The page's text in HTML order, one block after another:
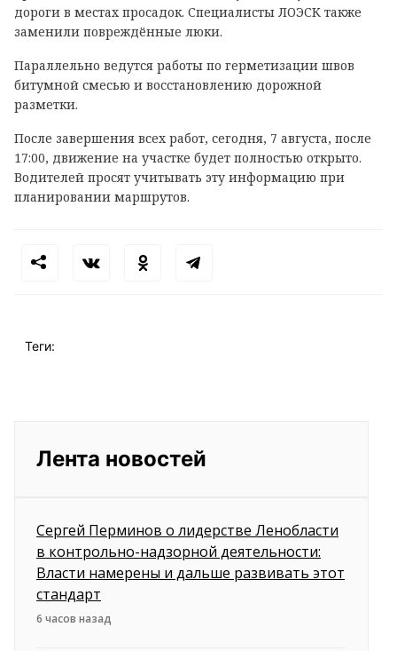
дороги в местах просадок. Специалисты ЛОЭСК также
заменили повреждённые люки.
Параллельно ведутся работы по герметизации швов
битумной смесью и восстановлению дорожной
разметки.
После завершения всех работ, сегодня, 7 августа, после
17:00, движение на участке будет полностью открыто.
Водителей просят учитывать эту информацию при
планировании маршрутов.
Теги:
Лента новостей
Сергей Перминов о лидерстве Ленобласти
в контрольно-надзорной деятельности:
Власти намерены и дальше развивать этот
стандарт
6 часов назад